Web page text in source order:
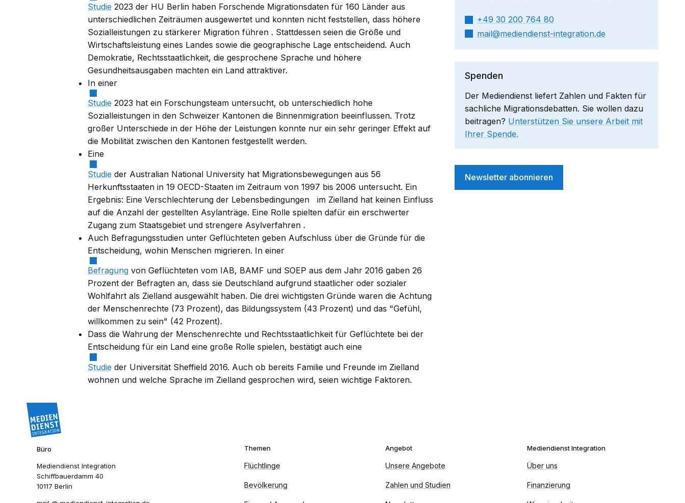
Studie 2023 der HU Berlin haben Forschende Migrationsdaten für 160 Länder aus
unterschiedlichen Zeiträumen ausgewertet und konnten nicht feststellen, dass höhere
Sozialleistungen zu stärkerer Migration führen . Stattdessen seien die Größe und
Wirtschaftsleistung eines Landes sowie die geographische Lage entscheidend. Auch
Demokratie, Rechtsstaatlichkeit, die gesprochene Sprache und höhere
Gesundheitsausgaben machten ein Land attraktiver.
In einer
Studie 2023 hat ein Forschungsteam untersucht, ob unterschiedlich hohe
Sozialleistungen in den Schweizer Kantonen die Binnenmigration beeinflussen. Trotz
großer Unterschiede in der Höhe der Leistungen konnte nur ein sehr geringer Effekt auf
die Mobilität zwischen den Kantonen festgestellt werden.
Eine
Studie der Australian National University hat Migrationsbewegungen aus 56
Herkunftsstaaten in 19 OECD-Staaten im Zeitraum von 1997 bis 2006 untersucht. Ein
Ergebnis: Eine Verschlechterung der Lebensbedingungen
im Zielland hat keinen Einfluss
auf die Anzahl der gestellten Asylanträge. Eine Rolle spielten dafür ein erschwerter
Zugang zum Staatsgebiet und strengere Asylverfahren .
Auch Befragungsstudien unter Geflüchteten geben Aufschluss über die Gründe für die
Entscheidung, wohin Menschen migrieren. In einer
Befragung von Geflüchteten vom IAB, BAMF und SOEP aus dem Jahr 2016 gaben 26
Prozent der Befragten an, dass sie Deutschland aufgrund staatlicher oder sozialer
Wohlfahrt als Zielland ausgewählt haben. Die drei wichtigsten Gründe waren die Achtung
der Menschenrechte (73 Prozent), das Bildungssystem (43 Prozent) und das "Gefühl,
willkommen zu sein" (42 Prozent).
Dass die Wahrung der Menschenrechte und Rechtsstaatlichkeit für Geflüchtete bei der
Entscheidung für ein Land eine große Rolle spielen, bestätigt auch eine
Studie der Universität Sheffield 2016. Auch ob bereits Familie und Freunde im Zielland
wohnen und welche Sprache im Zielland gesprochen wird, seien wichtige Faktoren.
+49 30 200 764 80
mail​
mediendienst-integration.de
Spenden
Der Mediendienst liefert Zahlen und Fakten für
sachliche Migrationsdebatten. Sie wollen dazu
beitragen? Unterstützen Sie unsere Arbeit mit
Ihrer Spende.
Newsletter abonnieren
Büro
Mediendienst Integration
Schiffbauerdamm 40
10117 Berlin
Themen
Flüchtlinge
Bevölkerung
Angebot
Unsere Angebote
Zahlen und Studien
Mediendienst Integration
Über uns
Finanzierung